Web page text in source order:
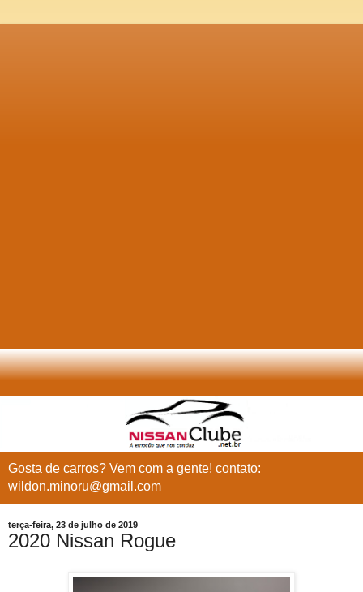
Gosta de carros? Vem com a gente! contato:
wildon.minoru@gmail.com
terça-feira, 23 de julho de 2019
2020 Nissan Rogue